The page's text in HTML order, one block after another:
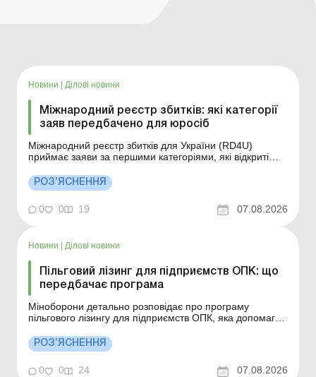
Новини Ділові новини
Міжнародний реєстр збитків: які категорії
заяв передбачено для юросіб
Міжнародний реєстр збитків для України (RD4U)
приймає заяви за першими категоріями, які відкриті
громад. Більше за темою: Відновлення нерухомості
після пошкодження внаслідок бойових дій за бюджетні
або грантові кошти: облік та оподаткування
Компенсація...
РОЗ’ЯСНЕННЯ
0 0 19 07.08.2026
Новини Ділові новини
Пільговий лізинг для підприємств ОПК: що
передбачає програма
Міноборони детально розповідає про програму
пільгового лізингу для підприємств ОПК, яка допомагає
Фінансовий лізинг: хто, коли та як подає форму № 20-
ОПП? Оренда з викупом та фінлізинг: у чому різниця?
Фінлізинг: ПДВ-облік у сторін Розширення вироб...
РОЗ’ЯСНЕННЯ
0 0 24 07.08.2026